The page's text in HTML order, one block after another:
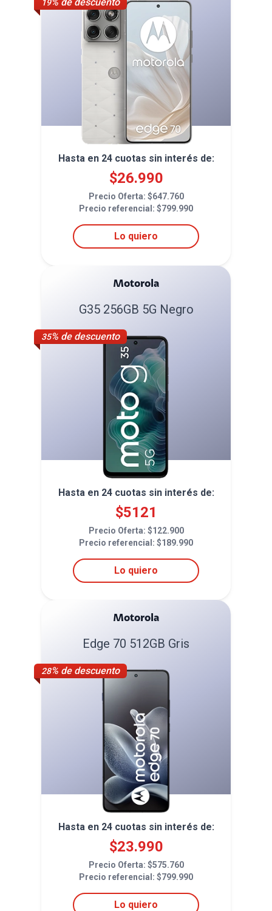
19
Hasta en 24cuotas sin interés de:
$26.990
Precio Oferta: $647.760
Precio referencial: $799.990
Lo quiero
35% de descuento
Motorola
G35 256GB 5G Negro
Hasta en 24cuotas sin interés de:
$5121
Precio Oferta: $122.900
Precio referencial: $189.990
Lo quiero
28% de descuento
Motorola
Edge 70 512GB Gris
Hasta en 24cuotas sin interés de:
$23.990
Precio Oferta: $575.760
Precio referencial: $799.990
Lo quiero